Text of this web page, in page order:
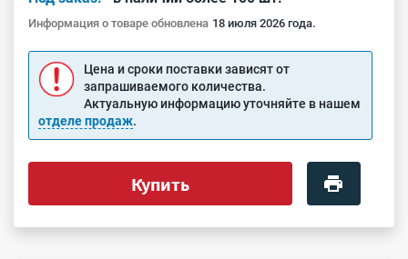
Информация о товаре обновлена 18 июля 2026 года.
Цена и сроки поставки зависят от
запрашиваемого количества.
Актуальную информацию уточняйте в нашем
отделе продаж.
Купить